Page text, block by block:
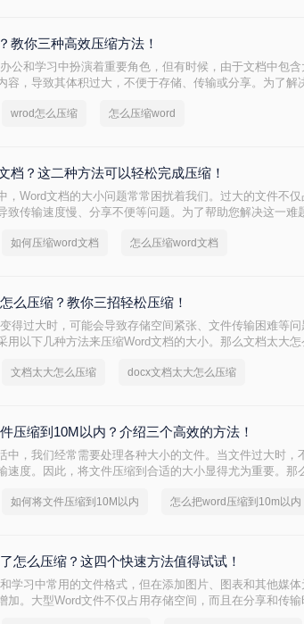
教你三种高效压缩方法！
公和学习中扮演着重要角色，但有时候，由于文档中包含
容，导致其体积过大，不便于存储、传输或分享。为了解
wrod怎么压缩 怎么压缩word
档？这二种方法可以轻松完成压缩！
，Word文档的大小问题常常困扰着我们。过大的文件不
致传输速度慢、分享不便等问题。为了帮助您解决这一难
如何压缩word文档 怎么压缩word文档
么压缩？教你三招轻松压缩！
得过大时，可能会导致存储空间紧张、文件传输困难等
用以下几种方法来压缩Word文档的大小。那么文档太大怎
文档太大怎么压缩 docx文档太大怎么压缩
压缩到10M以内？介绍三个高效的方法！
中，我们经常需要处理各种大小的文件。当文件过大时，
速度。因此，将文件压缩到合适的大小显得尤为重要。那
如何将文件压缩到10M以内 怎么把word压缩到10m以内
怎么压缩？这四个快速方法值得试试！
学习中常用的文件格式，但在添加图片、图表和其他媒
加。大型Word文件不仅占用存储空间，而且在分享和传输